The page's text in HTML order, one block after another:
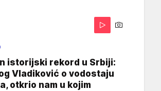
istorijski rekord u Srbiji:
Vladiković o vodostaju
otkrio nam u kojim